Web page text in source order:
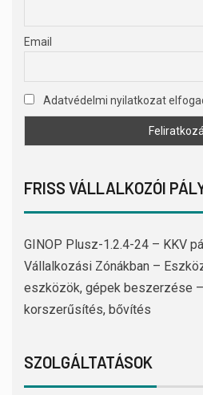
Email
Adatvédelmi nyilatkozat
FRISS VÁLLALKOZÓI
GINOP Plusz-1.2.4-24 – KKV
Vállalkozási Zónákban –
eszközök, gépek beszerzése
korszerűsítés, bővítés
SZOLGÁLTATÁSOK